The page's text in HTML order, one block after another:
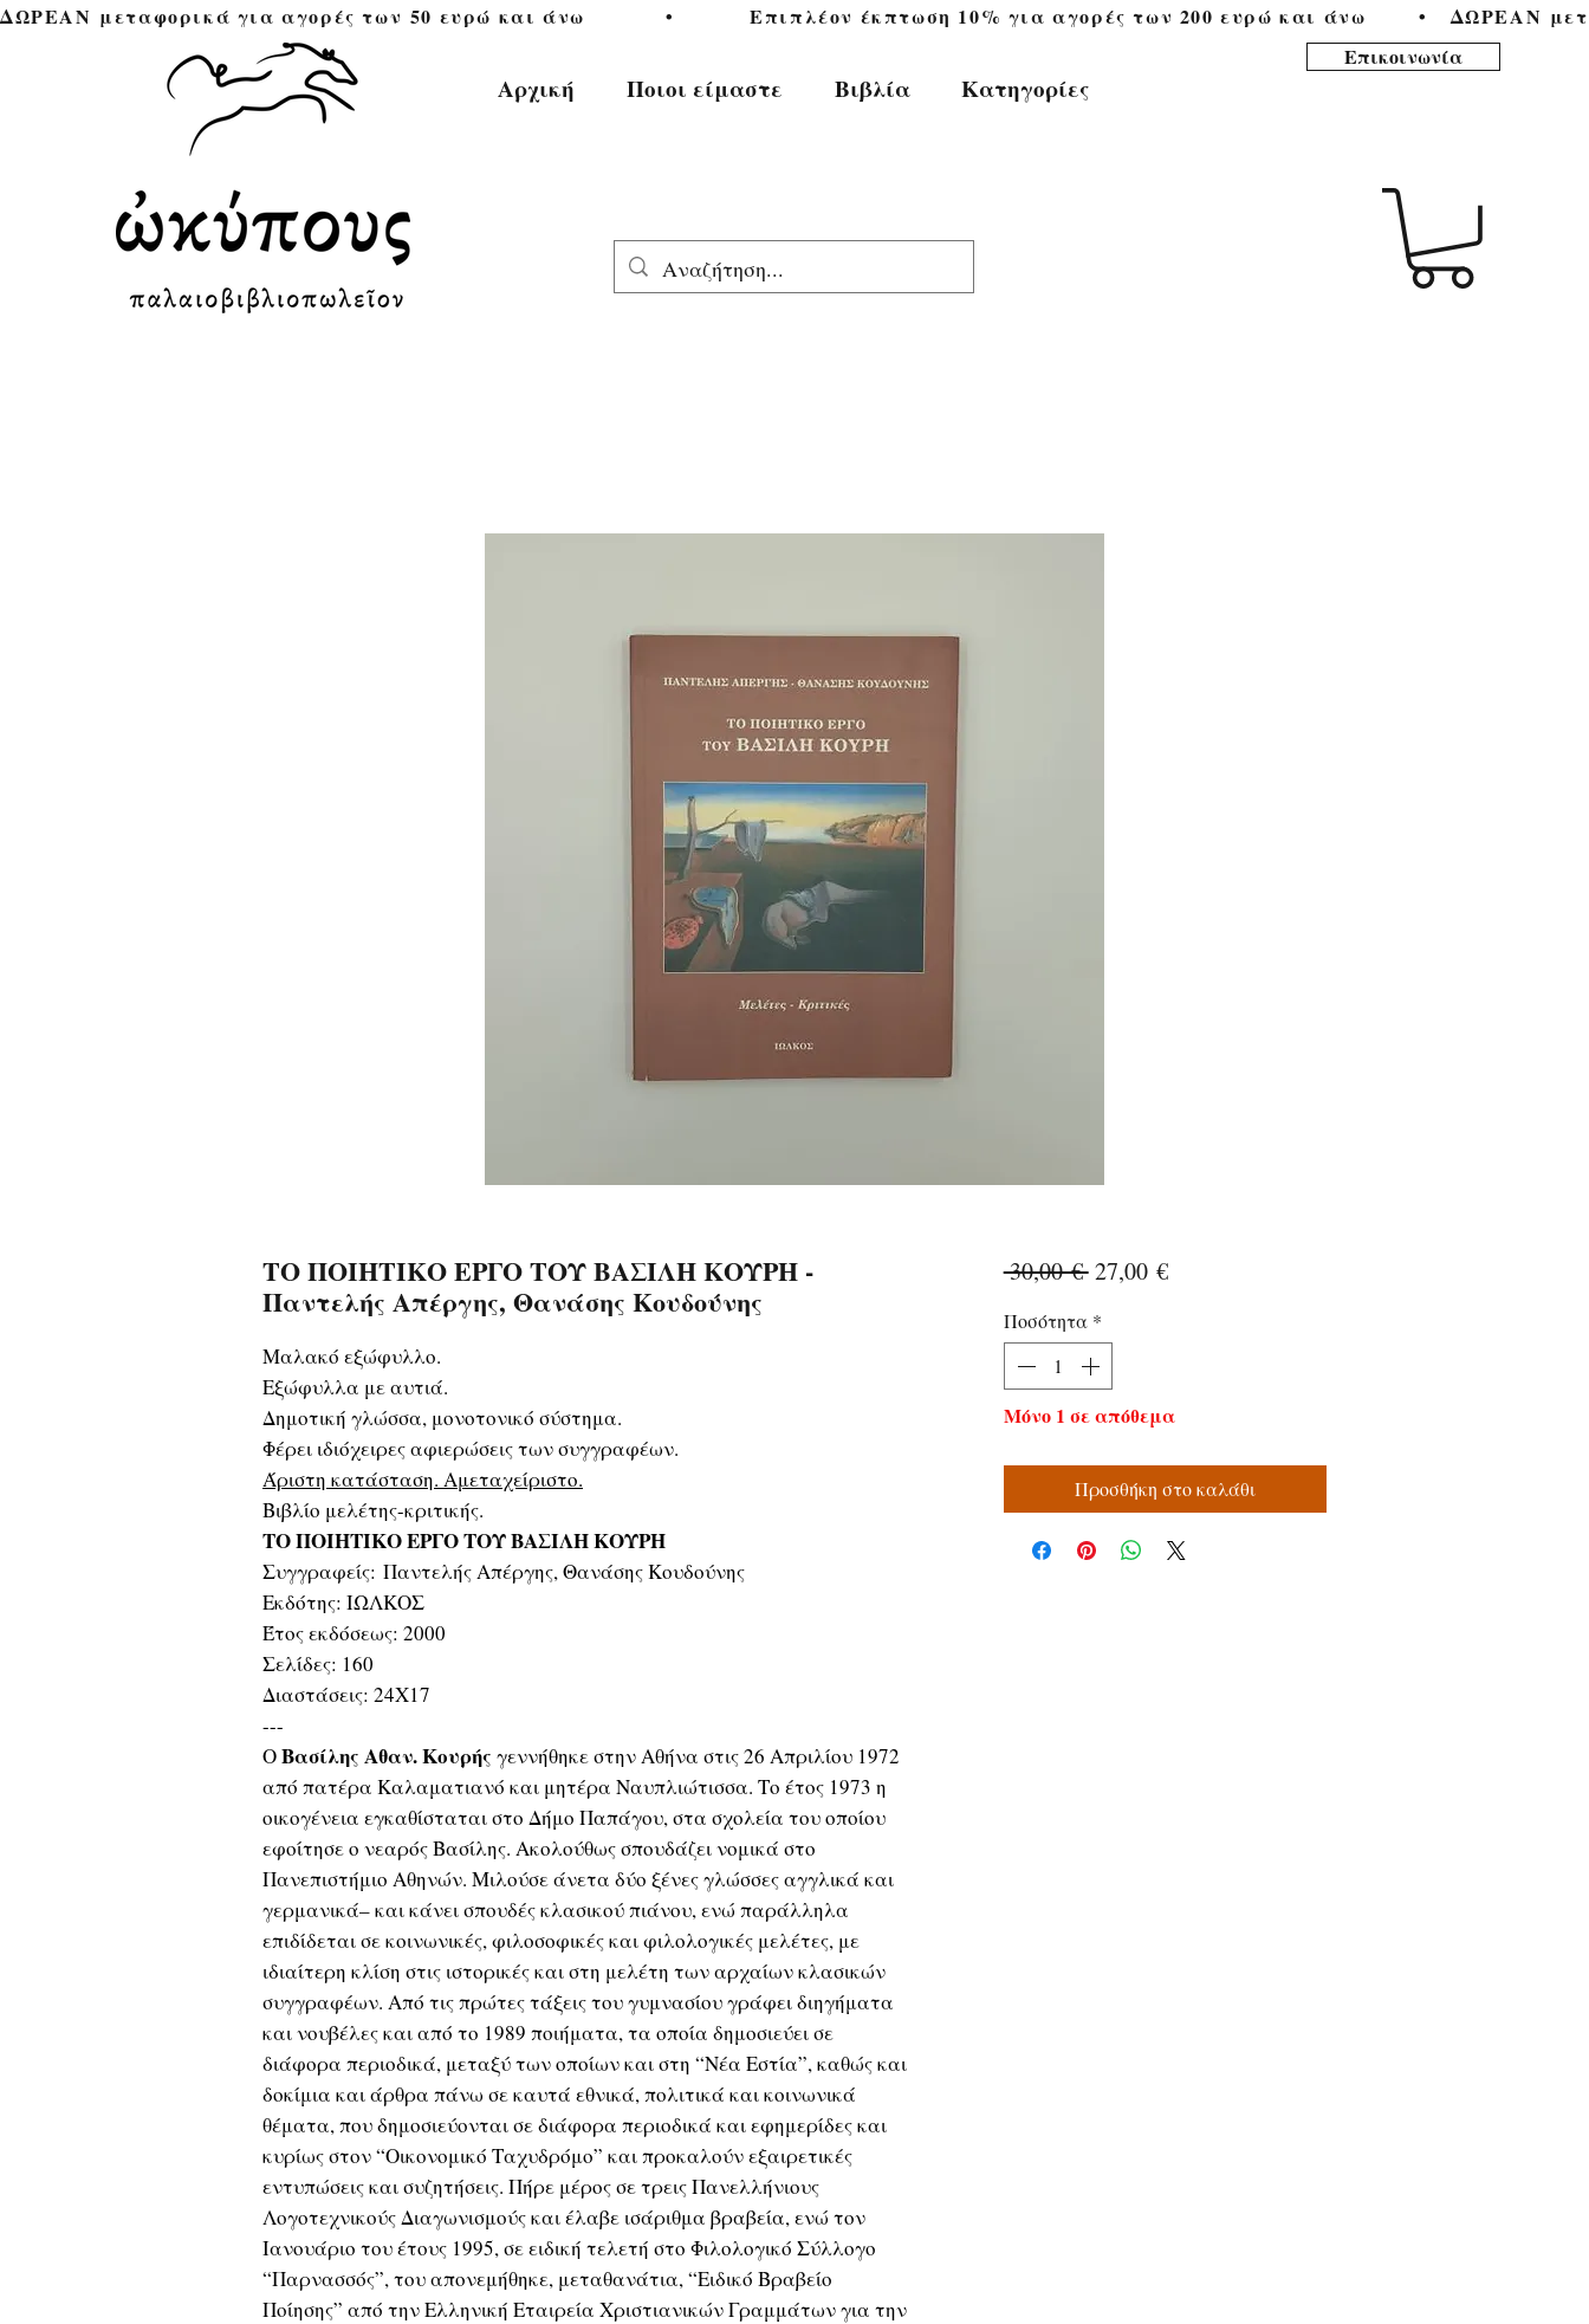
ΔΩΡΕΑΝ μεταφορικά για αγορές των 50 ευρώ και άνω            •           Επιπλέον έκπτωση 10% για αγορές των 200 ευρώ και άνω        •
Επικοινωνία
Αρχική Ποιοι είμαστε Βιβλία Κατηγορίες
ΤΟ ΠΟΙΗΤΙΚΟ ΕΡΓΟ ΤΟΥ ΒΑΣΙΛΗ ΚΟΥΡΗ -
Παντελής Απέργης, Θανάσης Κουδούνης
Μαλακό εξώφυλλο.
Εξώφυλλα με αυτιά.
Δημοτική γλώσσα, μονοτονικό σύστημα.
Φέρει ιδιόχειρες αφιερώσεις των συγγραφέων.
Άριστη κατάσταση. Αμεταχείριστο.
Βιβλίο μελέτης-κριτικής.
ΤΟ ΠΟΙΗΤΙΚΟ ΕΡΓΟ ΤΟΥ ΒΑΣΙΛΗ ΚΟΥΡΗ
Συγγραφείς: Παντελής Απέργης, Θανάσης Κουδούνης
Εκδότης: ΙΩΛΚΟΣ
Έτος εκδόσεως: 2000
Σελίδες: 160
Διαστάσεις: 24Χ17
---
ΟΒασίλης Αθαν. Κουρής γεννήθηκε στην Αθήνα στις 26 Απριλίου 1972
από πατέρα Καλαματιανό και μητέρα Ναυπλιώτισσα. Το έτος 1973 η
οικογένεια εγκαθίσταται στο Δήμο Παπάγου, στα σχολεία του οποίου
εφοίτησε ο νεαρός Βασίλης. Ακολούθως σπουδάζει νομικά στο
Πανεπιστήμιο Αθηνών. Μιλούσε άνετα δύο ξένες γλώσσες αγγλικά και
γερμανικά– και κάνει σπουδές κλασικού πιάνου, ενώ παράλληλα
επιδίδεται σε κοινωνικές, φιλοσοφικές και φιλολογικές μελέτες, με
ιδιαίτερη κλίση στις ιστορικές και στη μελέτη των αρχαίων κλασικών
συγγραφέων. Από τις πρώτες τάξεις του γυμνασίου γράφει διηγήματα
και νουβέλες και από το 1989 ποιήματα, τα οποία δημοσιεύει σε
διάφορα περιοδικά, μεταξύ των οποίων και στη “Νέα Εστία”, καθώς και
δοκίμια και άρθρα πάνω σε καυτά εθνικά, πολιτικά και κοινωνικά
θέματα, που δημοσιεύονται σε διάφορα περιοδικά και εφημερίδες και
κυρίως στον “Οικονομικό Ταχυδρόμο” και προκαλούν εξαιρετικές
εντυπώσεις και συζητήσεις. Πήρε μέρος σε τρεις Πανελλήνιους
Λογοτεχνικούς Διαγωνισμούς και έλαβε ισάριθμα βραβεία, ενώ τον
Ιανουάριο του έτους 1995, σε ειδική τελετή στο Φιλολογικό Σύλλογο
“Παρνασσός”, του απονεμήθηκε, μεταθανάτια, “Ειδικό Βραβείο
Ποίησης” από την Ελληνική Εταιρεία Χριστιανικών Γραμμάτων για την
30,00 € Κανονική
27,00 €Τιμή
Ποσότητα *
Μόνο 1 σε απόθεμα
Προσθήκη στο καλάθι